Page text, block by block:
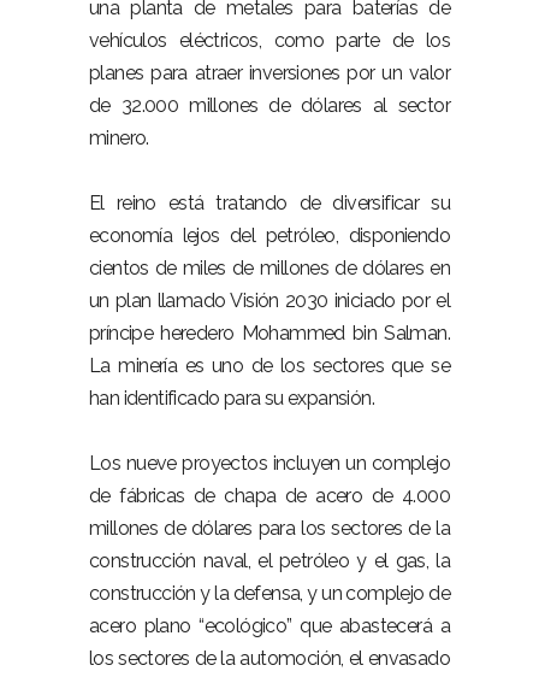
una planta de metales para baterías de
vehículos eléctricos, como parte de los
planes para atraer inversiones por un valor
de 32.000 millones de dólares al sector
minero.
El reino está tratando de diversificar su
economía lejos del petróleo, disponiendo
cientos de miles de millones de dólares en
un plan llamado Visión 2030 iniciado por el
príncipe heredero Mohammed bin Salman.
La minería es uno de los sectores que se
han identificado para su expansión.
Los nueve proyectos incluyen un complejo
de fábricas de chapa de acero de 4.000
millones de dólares para los sectores de la
construcción naval, el petróleo y el gas, la
construcción y la defensa, y un complejo de
acero plano “ecológico” que abastecerá a
los sectores de la automoción, el envasado